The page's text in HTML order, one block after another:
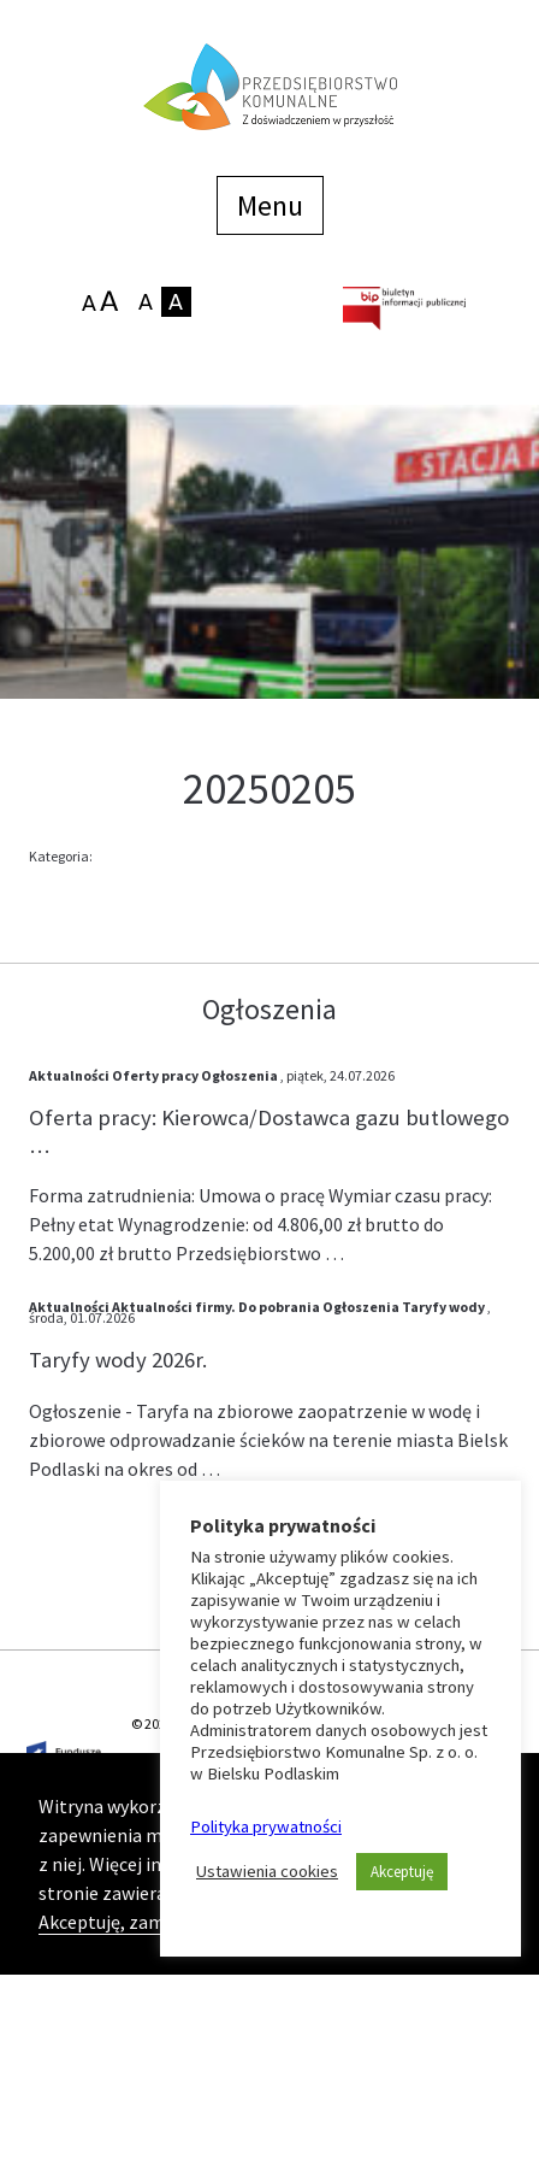
Menu
Zakłady
Podaj stan wodomierza
Kontakt
Oferta
20250205
Kategoria:
Ogłoszenia
Aktualności Oferty pracy Ogłoszenia , piątek, 24.07.2026
Oferta pracy: Kierowca/Dostawca gazu butlowego
…
Forma zatrudnienia: Umowa o pracę Wymiar czasu pracy:
Pełny etat Wynagrodzenie: od 4.806,00 zł brutto do
5.200,00 zł brutto Przedsiębiorstwo …
Aktualności Aktualności firmy. Do pobrania Ogłoszenia Taryfy wody,
środa, 01.07.2026
Taryfy wody 2026r.
Ogłoszenie - Taryfa na zbiorowe zaopatrzenie w wodę i
zbiorowe odprowadzanie ścieków na terenie miasta Bielsk
Podlaski na okres od …
⏶
Wróć
do
początku
strony
© 2026 T-Matic Grupa Computer Plus Sp. z o.o.
Witryna wykorzystuje ciasteczka (cookies) w celu
zapewnienia maksymalnej wygody podczas korzystania
z niej. Więcej informacji na ten temat znajduje się na
stronie zawierającej naszą
Politykę prywatności
Akceptuję, zamknij komunikat
Polityka prywatności
Na stronie używamy plików cookies.
Klikając „Akceptuję” zgadzasz się na ich
zapisywanie w Twoim urządzeniu i
wykorzystywanie przez nas w celach
bezpiecznego funkcjonowania strony, w
celach analitycznych i statystycznych,
reklamowych i dostosowywania strony
do potrzeb Użytkowników.
Administratorem danych osobowych jest
Przedsiębiorstwo Komunalne Sp. z o. o.
w Bielsku Podlaskim
Polityka prywatności
Ustawienia cookies Akceptuję